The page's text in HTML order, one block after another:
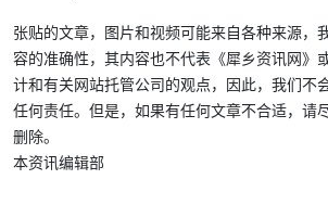
张贴的文章，图片和视频可能来自各种来源，
容的准确性，其内容也不代表《犀乡资讯网》
计和有关网站托管公司的观点，因此，我们不
任何责任。但是，如果有任何文章不合适，请
删除。
本资讯编辑部